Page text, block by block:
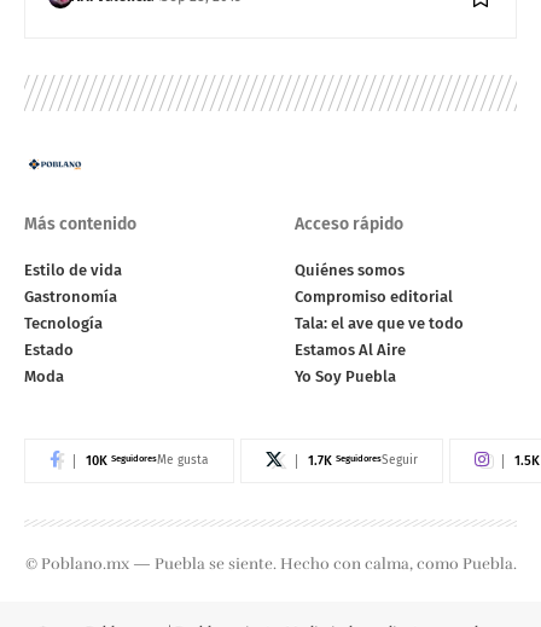
Más contenido
Estilo de vida
Gastronomía
Tecnología
Estado
Moda
Acceso rápido
Quiénes somos
Compromiso editorial
Tala: el ave que ve todo
Estamos Al Aire
Yo Soy Puebla
10K SeguidoresMe gusta 1.7K SeguidoresSeguir 1.5K
© Poblano.mx — Puebla se siente. Hecho con calma, como Puebla.